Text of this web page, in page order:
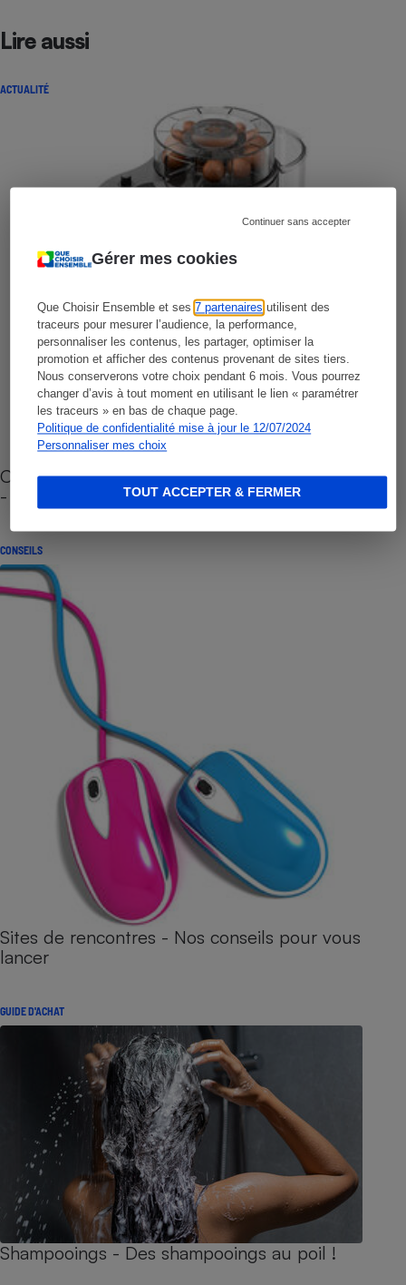
Gérer mes cookies
Que Choisir Ensemble et ses7 partenaires utilisent des
traceurs pour mesurer l’audience, la performance,
personnaliser les contenus, les partager, optimiser la
promotion et afficher des contenus provenant de sites tiers.
Nous conserverons votre choix pendant 6 mois. Vous pourrez
changer d’avis à tout moment en utilisant le lien « paramétrer
les traceurs » en bas de chaque page.
Politique de confidentialité mise à jour le 12/07/2024
Personnaliser mes choix
Continuer sans accepter
TOUT ACCEPTER & FERMER
Lire aussi
ACTUALITÉ
Cafetière à capsules zéro déchet CoffeeB (vidéo)
- Premières impressions
CONSEILS
Sites de rencontres - Nos conseils pour vous
lancer
GUIDE D'ACHAT
Shampooings - Des shampooings au poil !